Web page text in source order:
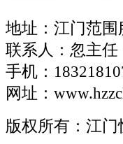
地址：江门范围
联系人：忽主任
手机：
网址：
版权所有：江门